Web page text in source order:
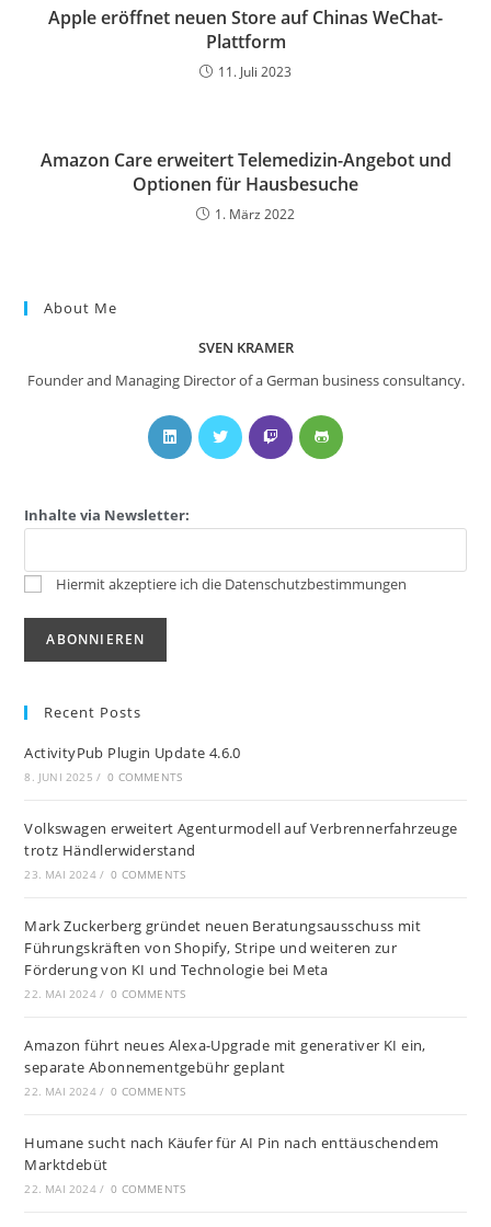
Apple eröffnet neuen Store auf Chinas WeChat-
Plattform
11. Juli 2023
Amazon Care erweitert Telemedizin-Angebot und
Optionen für Hausbesuche
1. März 2022
About Me
SVEN KRAMER
Founder and Managing Director of a German business consultancy.
Inhalte via Newsletter:
Hiermit akzeptiere ich die Datenschutzbestimmungen
Recent Posts
ActivityPub Plugin Update 4.6.0
8. JUNI 2025 / 0 COMMENTS
Volkswagen erweitert Agenturmodell auf Verbrennerfahrzeuge
trotz Händlerwiderstand
23. MAI 2024 / 0 COMMENTS
Mark Zuckerberg gründet neuen Beratungsausschuss mit
Führungskräften von Shopify, Stripe und weiteren zur
Förderung von KI und Technologie bei Meta
22. MAI 2024 / 0 COMMENTS
Amazon führt neues Alexa-Upgrade mit generativer KI ein,
separate Abonnementgebühr geplant
22. MAI 2024 / 0 COMMENTS
Humane sucht nach Käufer für AI Pin nach enttäuschendem
Marktdebüt
22. MAI 2024 / 0 COMMENTS